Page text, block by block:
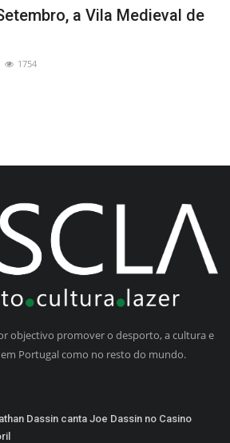
a Vila Medieval de
1754
objectivo promover o desporto, a cultura e
Portugal como no resto do mundo.
Dassin canta Joe Dassin no Casino